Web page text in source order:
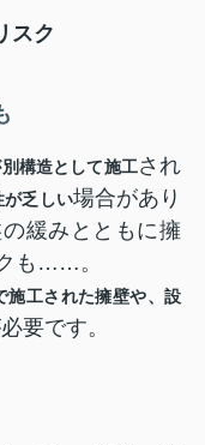
スク
別構造として施工され
が乏しい場合があり
緩みとともに擁
も……。
施工された擁壁や、設
要です。